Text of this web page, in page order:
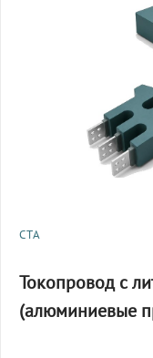
СТА
Токопровод с
(алюминиевые